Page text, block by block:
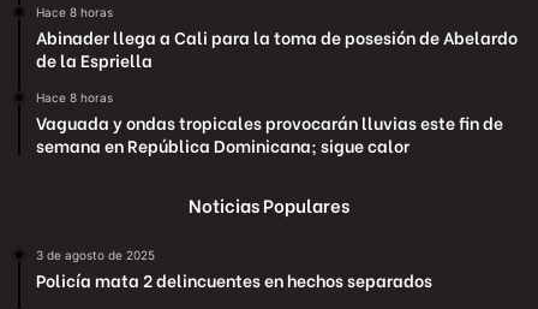
Hace 8 horas
Abinader llega a Cali para la toma de posesión de Abelardo
de la Espriella
Hace 8 horas
Vaguada y ondas tropicales provocarán lluvias este fin de
semana en República Dominicana; sigue calor
Noticias Populares
3 de agosto de 2025
Policía mata 2 delincuentes en hechos separados